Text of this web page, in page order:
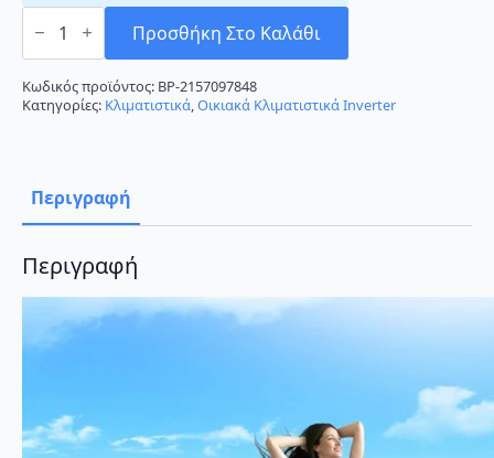
Inventor
Supreme
12WFI/SUVO32-
12
Κλιματιστικό
Inverter
με
Ιονιστή
και
Fi
ποσότητα
Προσθήκη Στο Καλάθι
Κωδικός προϊόντος: BP-2157097848
Κατηγορίες: Κλιματιστικά Οικιακά Κλιματιστικά Inverter
Περιγραφή
Περιγραφή